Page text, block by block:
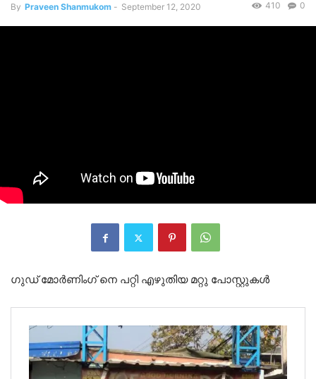
By Praveen Shanmukom - September 12, 2020 0
410
ഗുഡ് മോർണിംഗ് നെ പറ്റി എഴുതിയ മറ്റു പോസ്റ്റുകൾ